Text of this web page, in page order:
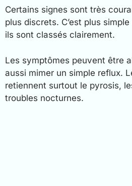
Certains signes sont très
plus discrets. C’est plus simple
ils sont classés clairement.
Les symptômes peuvent être
aussi mimer un simple reflux.
retiennent surtout le pyrosis,
troubles nocturnes.